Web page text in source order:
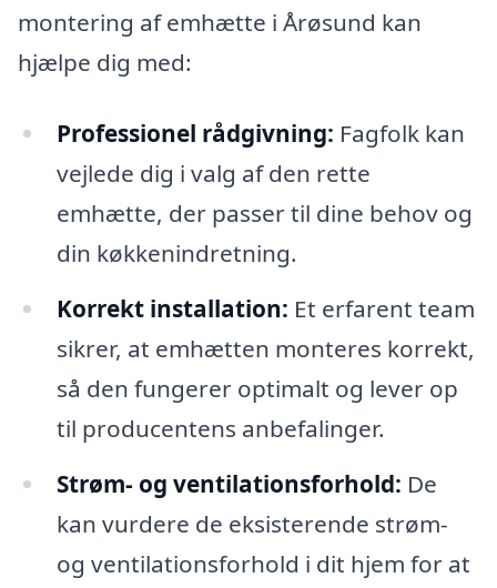
montering af emhætte i Årøsund kan
hjælpe dig med:
Professionel rådgivning: Fagfolk kan
vejlede dig i valg af den rette
emhætte, der passer til dine behov og
din køkkenindretning.
Korrekt installation: Et erfarent team
sikrer, at emhætten monteres korrekt,
så den fungerer optimalt og lever op
til producentens anbefalinger.
Strøm- og ventilationsforhold: De
kan vurdere de eksisterende strøm-
og ventilationsforhold i dit hjem for at